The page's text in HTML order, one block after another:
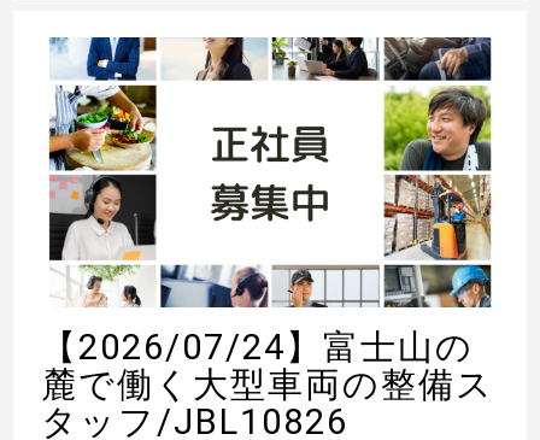
【2026/07/24】富士山の
麓で働く大型車両の整備ス
タッフ/JBL10826